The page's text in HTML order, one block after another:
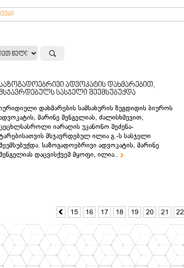

საზოგადოებრივი ადვოკატის დახმარებით,
სასჯელი შეუმსუბუქდა
დახმარების სამსახურის ზუგდიდის ბიუროს
მარინე შენგელიას, ძალისხმევით,
იარაღის უკანონო შეძენა-
მსჯავრდებულ ილია გ.-ს სასჯელი
საზოგადოებრივი ადვოკატის, მარინე
დაცვისქვეშ მყოფი, ილია..
 15 16 17 18 19 20 21 22